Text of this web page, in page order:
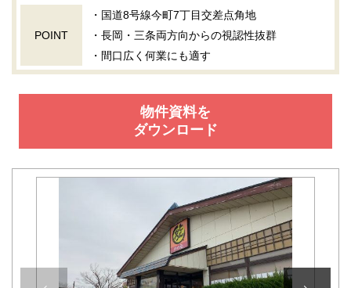
POINT
・国道8号線今町7丁目交差点角地
・長岡・三条両方向からの視認性抜群
・間口広く何業にも適す
物件資料を
ダウンロード